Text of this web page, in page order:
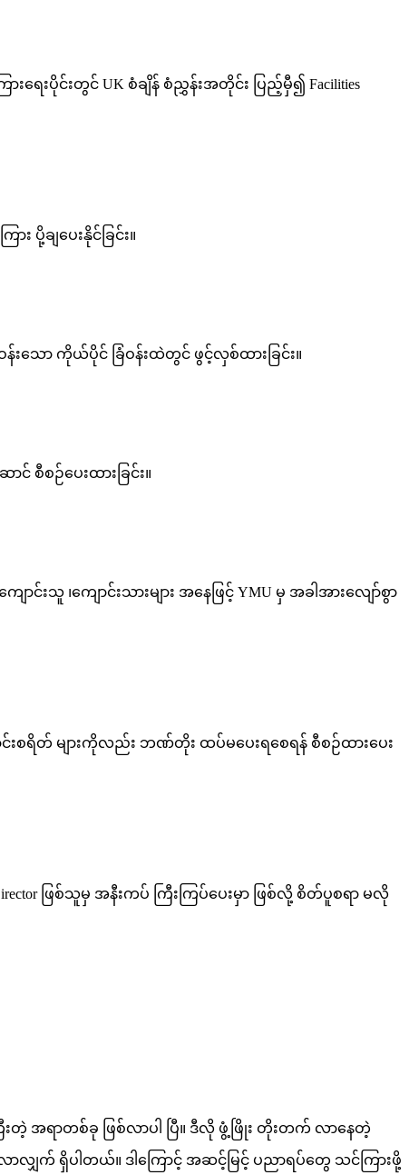
ေးပိုင်းတွင် UK စံချိန် စံညွှန်းအတိုင်း ပြည့်မှီ၍ Facilities
း ပို့ချပေးနိုင်ခြင်း။
ဝန်းသော ကိုယ်ပိုင် ခြံဝန်းထဲတွင် ဖွင့်လှစ်ထားခြင်း။
စီစဉ်ပေးထားခြင်း။
ာင်းသူ ၊ကျောင်းသားများ အနေဖြင့် YMU မှ အခါအားလျော်စွာ
ောင်းစရိတ် များကိုလည်း ဘဏ်တိုး ထပ်မပေးရစေရန် စီစဉ်ထားပေး
ဖြစ်သူမှ အနီးကပ် ကြီးကြပ်ပေးမှာ ဖြစ်လို့ စိတ်ပူစရာ မလို
ရာတစ်ခု ဖြစ်လာပါ ပြီ။ ဒီလို ဖွံ့ဖြိုး တိုးတက် လာနေတဲ့
က် ရှိပါတယ်။ ဒါကြောင့် အဆင့်မြင့် ပညာရပ်တွေ သင်ကြားဖို့